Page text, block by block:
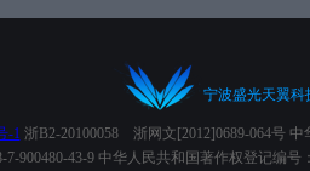
宁波盛光天翼科
-1 浙B2-20100058 浙网文[2012]0689-064号
7-900480-43-9 中华人民共和国著作权登记编